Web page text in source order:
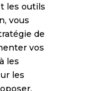
les outils
vous
de
vos
les
les